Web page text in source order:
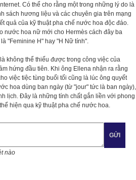
Có thể cho rằng một trong những lý do là
sách hương liệu và các chuyên gia trên mạng
quả của kỹ thuật pha chế nước hoa độc đáo.
nước hoa nữ mới cho Hermès cách đây ba
"Feminine H" hay "H Nữ tính".
không thể thiếu được trong công việc của
hứng đầu tiên. Khi ông Ellena nhận ra rằng
việc tiệc tùng buổi tối cũng là lúc ông quyết
hoa dùng ban ngày (từ "jour" tức là ban ngày),
lịch. Đây là những tính chất gắn liền với phong
hiện qua kỹ thuật pha chế nước hoa.
GỬI
nào